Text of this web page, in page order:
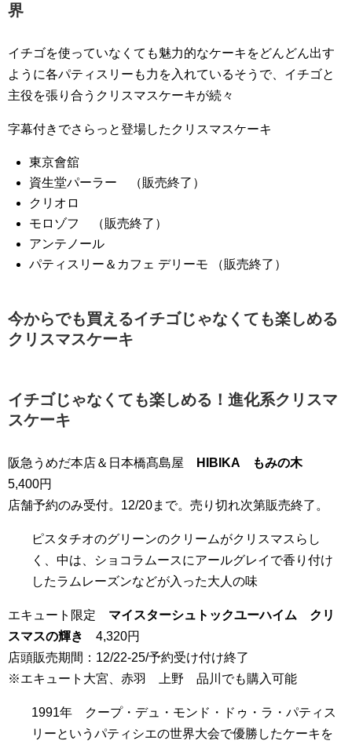
界
イチゴを使っていなくても魅力的なケーキをどんどん出す
ように各パティスリーも力を入れているそうで、イチゴと
主役を張り合うクリスマスケーキが続々
字幕付きでさらっと登場したクリスマスケーキ
東京會舘
資生堂パーラー （販売終了）
クリオロ
モロゾフ （販売終了）
アンテノール
パティスリー＆カフェ デリーモ （販売終了）
今からでも買えるイチゴじゃなくても楽しめる
クリスマスケーキ
イチゴじゃなくても楽しめる！進化系クリスマ
スケーキ
阪急うめだ本店＆日本橋髙島屋
HIBIKA もみの木
5,400円
店舗予約のみ受付。12/20まで。売り切れ次第販売終了。
ピスタチオのグリーンのクリームがクリスマスらし
く、中は、ショコラムースにアールグレイで香り付け
したラムレーズンなどが入った大人の味
エキュート限定 マイスターシュトックユーハイム クリ
スマスの輝き
4,320円
店頭販売期間：12/22-25/予約受け付け終了
※エキュート大宮、赤羽 上野 品川でも購入可能
1991年 クープ・デュ・モンド・ドゥ・ラ・パティス
リーというパティシエの世界大会で優勝したケーキを